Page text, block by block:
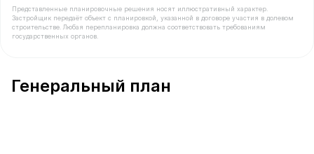
Представленные планировочные решения носят иллюстративный характер.
Застройщик передаёт объект с планировкой, указанной в договоре участия в долевом
строительстве. Любая перепланировка должна соответствовать требованиям
государственных органов.
Генеральный план